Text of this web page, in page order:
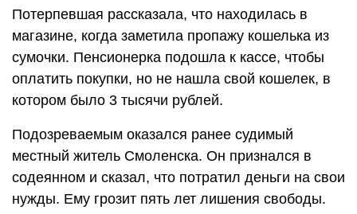
Потерпевшая рассказала, что находилась в
магазине, когда заметила пропажу кошелька из
сумочки. Пенсионерка подошла к кассе, чтобы
оплатить покупки, но не нашла свой кошелек, в
котором было 3 тысячи рублей.
Подозреваемым оказался ранее судимый
местный житель Смоленска. Он признался в
содеянном и сказал, что потратил деньги на свои
нужды. Ему грозит пять лет лишения свободы.